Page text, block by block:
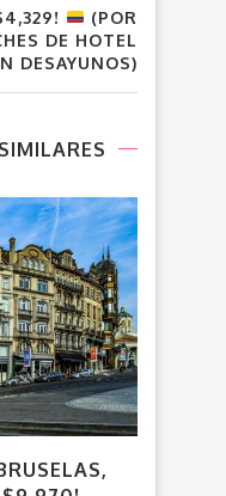
(POR
DE HOTEL
DESAYUNOS)